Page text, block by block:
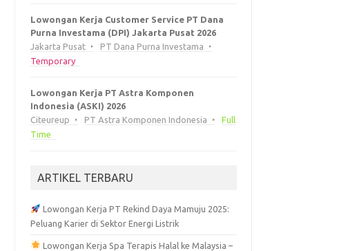
Lowongan Kerja Customer Service PT Dana
Purna Investama (DPI) Jakarta Pusat 2026
Jakarta Pusat
PT Dana Purna Investama
Temporary
Lowongan Kerja PT Astra Komponen
Indonesia (ASKI) 2026
Citeureup
PT Astra Komponen Indonesia
Full
Time
ARTIKEL TERBARU
Lowongan Kerja PT Rekind Daya Mamuju 2025:
Peluang Karier di Sektor Energi Listrik
Lowongan Kerja Spa Terapis Halal ke Malaysia –